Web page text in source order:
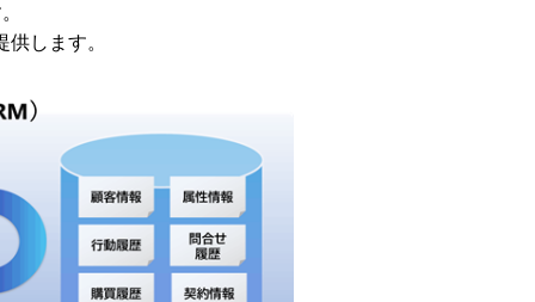
します。